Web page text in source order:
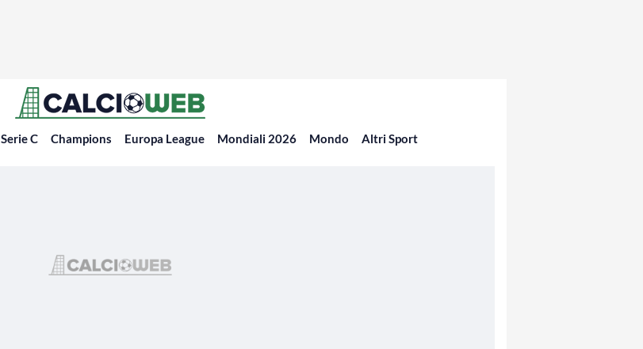
Serie C Champions Europa League Mondiali 2026 Mondo Altri Sport